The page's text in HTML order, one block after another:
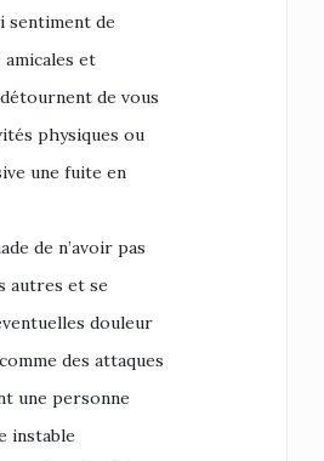
sentiment de
et
de vous
physiques ou
une fuite en
de n’avoir pas
autres et se
douleur
des attaques
une personne
instable